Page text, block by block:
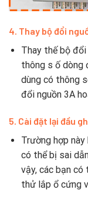
4. Thay bộ đổi
Thay thế bộ
thông s ố dòng
dùng có thông
đổi nguồn 3A
5. Cài đặt lại đầu
Trường hợp
có thể bị sai
vậy, các bạn
thử lắp ổ cứng